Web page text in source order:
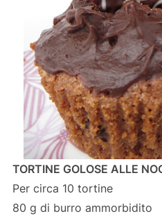
TORTINE GOLOSE ALLE
Per circa 10 tortine
80 g di burro ammorbidito